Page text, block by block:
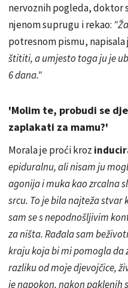
nervoznih pogleda, doktor
njenom suprugu i rekao:
potresnom pismu, napisala
štititi, a umjesto toga ju je
6 dana."
'Molim te, probudi se
zaplakati za mamu?'
Morala je proći kroz
epiduralnu, ali nisam ju
agonija i muka kao zrcalna
srcu. To je bila najteža
sam se s nepodnošljivim
za ništa. Rađala sam
kraju koja bi mi pomogla da
razliku od moje djevojčice,
je napokon, nakon